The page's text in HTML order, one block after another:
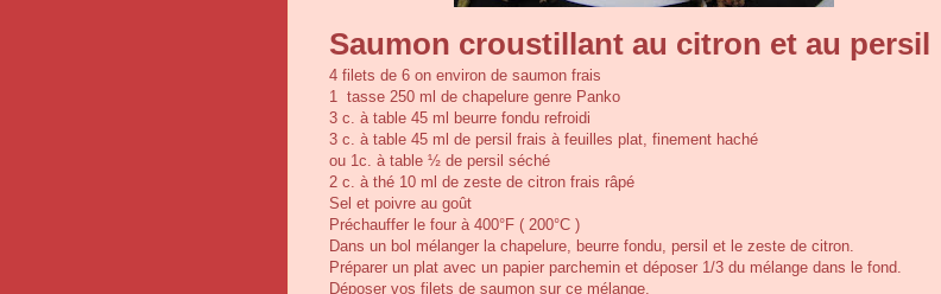
Saumon croustillant au citron et au persil
4 filets de 6 on environ de saumon frais
1
tasse 250 ml de chapelure genre Panko
3 c. à table 45 ml beurre fondu refroidi
3 c. à table 45 ml de persil frais à feuilles plat, finement haché
ou 1c. à table ½ de persil séché
2 c. à thé 10 ml de zeste de citron frais râpé
Sel et poivre au goût
Préchauffer le four à 400°F ( 200°C )
Dans un bol mélanger la chapelure, beurre fondu, persil et le zeste de citron.
Préparer un plat avec un papier parchemin et déposer 1/3 du mélange dans le fond.
Déposer vos filets de saumon sur ce mélange.